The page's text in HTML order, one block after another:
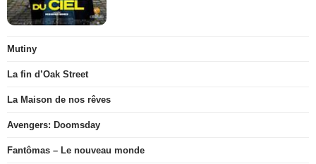
Mutiny
La fin d’Oak Street
La Maison de nos rêves
Avengers: Doomsday
Fantômas – Le nouveau monde